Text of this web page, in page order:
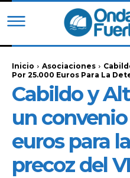
Inicio Asociaciones
Por 25.000 Euros Para La
Cabildo y
un
euros para
precoz del